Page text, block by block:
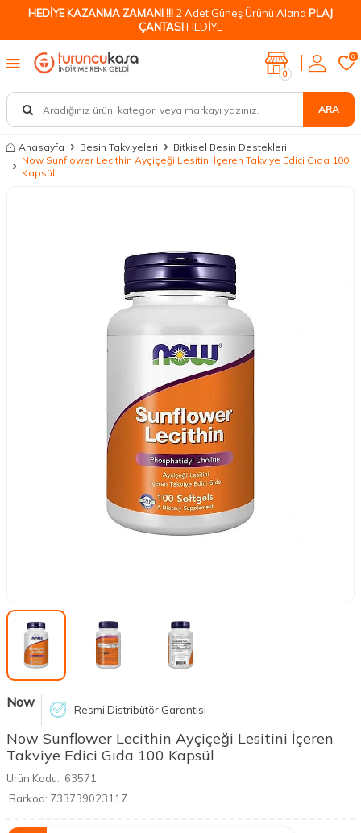
HEDİYE KAZANMA ZAMANI !!! 2 Adet Güneş Ürünü Alana PLAJ
ÇANTASIHEDİYE
ARA
0
0
Anasayfa Besin Takviyeleri
Bitkisel Besin Destekleri
Now Sunflower Lecithin Ayçiçeği Lesitini İçeren Takviye Edici Gıda 100
Kapsül
Now Resmi Distribütör Garantisi
Now Sunflower Lecithin Ayçiçeği Lesitini İçeren
Takviye Edici Gıda 100 Kapsül
Ürün Kodu: 63571
Barkod: 733739023117